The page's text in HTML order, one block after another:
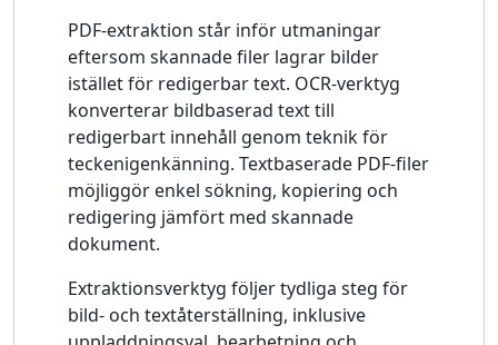
PDF-extraktion står inför utmaningar
eftersom skannade filer lagrar bilder
istället för redigerbar text. OCR-verktyg
konverterar bildbaserad text till
redigerbart innehåll genom teknik för
teckenigenkänning. Textbaserade PDF-filer
möjliggör enkel sökning, kopiering och
redigering jämfört med skannade
dokument.
Extraktionsverktyg följer tydliga steg för
bild- och textåterställning, inklusive